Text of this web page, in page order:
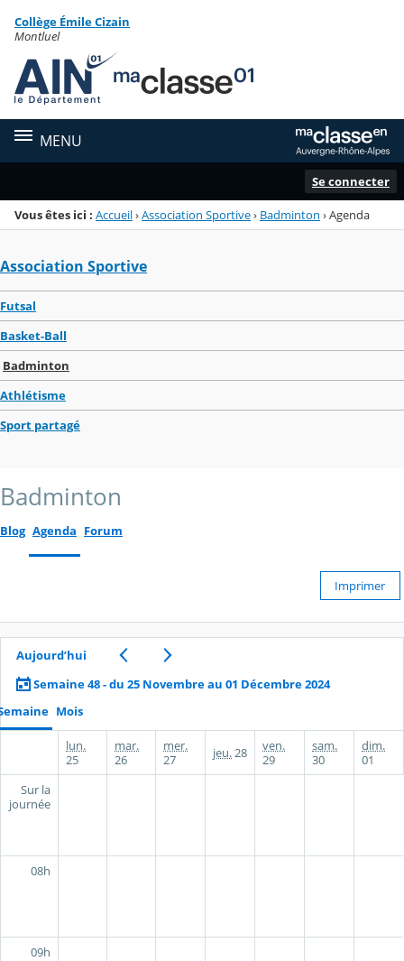
Menu de la rubrique
Contenu
Collège Émile Cizain
Montluel
MENU
Se connecter
Vous êtes ici : Accueil›Association Sportive› Badminton ›Agenda
Association Sportive
Futsal
Basket-Ball
Badminton
Athlétisme
Sport partagé
Badminton
Blog Agenda Forum
Imprimer
Aujourd’hui
Semaine 48 - du 25 Novembre au 01 Décembre 2024
Mois
lun.
25
mar.
26
mer.
27
jeu.28
ven.
29
sam.
30
dim.
01
Sur la
journée
08h
09h